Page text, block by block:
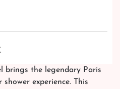
brings the legendary Paris
experience. This